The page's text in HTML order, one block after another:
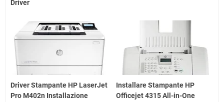
Driver
Driver Stampante HP LaserJet
Pro M402n Installazione
Installare Stampante HP
Officejet 4315 All-in-One